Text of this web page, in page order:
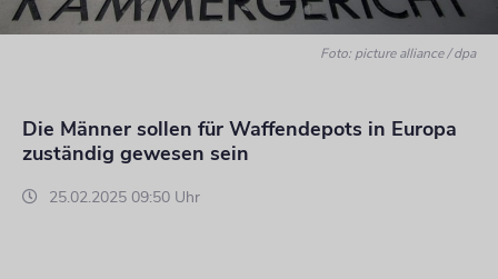
Foto: picture alliance / dpa
Die Männer sollen für Waffendepots in Europa
zuständig gewesen sein
25.02.2025 09:50 Uhr